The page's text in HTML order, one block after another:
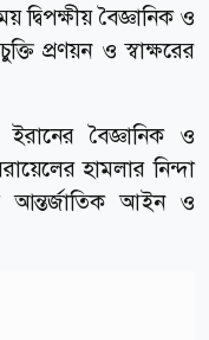
দ্বিপক্ষীয় বৈজ্ঞানিক ও
প্রণয়ন ও স্বাক্ষরের
বৈজ্ঞানিক ও
হামলার নিন্দা
আন্তর্জাতিক আইন ও